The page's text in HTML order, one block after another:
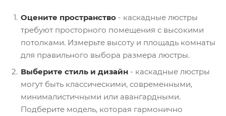
Оцените пространство - каскадные люстры
требуют просторного помещения с высокими
потолками. Измерьте высоту и площадь комнаты
для правильного выбора размера люстры.
Выберите стиль и дизайн - каскадные люстры
могут быть классическими, современными,
минималистичными или авангардными.
Подберите модель, которая гармонично